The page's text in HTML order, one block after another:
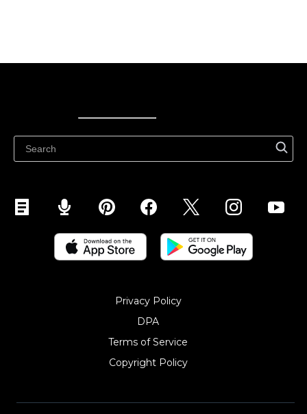
Privacy Policy
DPA
Terms of Service
Copyright Policy‎